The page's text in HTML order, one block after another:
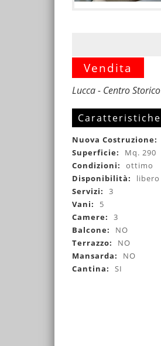
Vendita
Lucca - Centro Storico
Caratteristiche
Nuova Costruzione:
Superficie:
Mq. 290
Condizioni:
ottimo
Disponibilità:
libero
Servizi:
3
Vani:
5
Camere:
3
Balcone:
NO
Terrazzo:
NO
Mansarda:
NO
Cantina:
SI